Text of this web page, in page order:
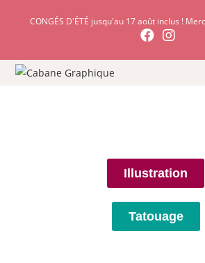
CONGÉS D'ÉTÉ jusqu'au 17 août inclus !
Illustration
Tatouage